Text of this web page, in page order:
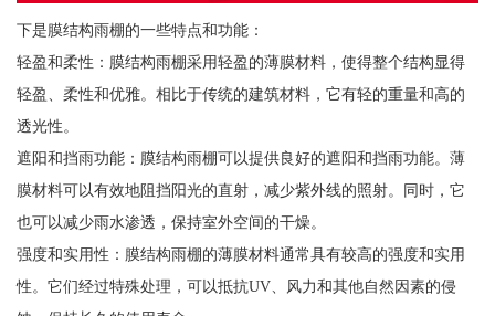
下是膜结构雨棚的一些特点和功能：
轻盈和柔性：膜结构雨棚采用轻盈的薄膜材料，使得整个结构显得
轻盈、柔性和优雅。相比于传统的建筑材料，它有轻的重量和高的
透光性。
遮阳和挡雨功能：膜结构雨棚可以提供良好的遮阳和挡雨功能。薄
膜材料可以有效地阻挡阳光的直射，减少紫外线的照射。同时，它
也可以减少雨水渗透，保持室外空间的干燥。
强度和实用性：膜结构雨棚的薄膜材料通常具有较高的强度和实用
性。它们经过特殊处理，可以抵抗UV、风力和其他自然因素的侵